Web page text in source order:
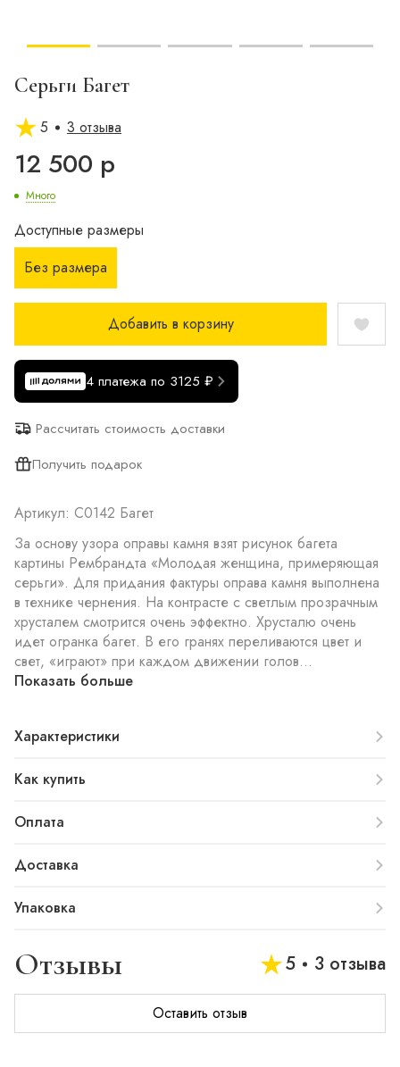
Серьги Багет
5 3 отзыва
12 500 р
Много
Доступные размеры
Без размера
Добавить в корзину
4 платежа по 3125 ₽
Рассчитать стоимость доставки
Получить подарок
Артикул: С0142 Багет
За основу узора оправы камня взят рисунок багета
картины Рембрандта «Молодая женщина, примеряющая
серьги». Для придания фактуры оправа камня выполнена
в технике чернения. На контрасте с светлым прозрачным
хрусталем смотрится очень эффектно. Хрусталю очень
идет огранка багет. В его гранях переливаются цвет и
свет, «играют» при каждом движении голов...
Показать больше
Характеристики
Как купить
Оплата
Доставка
Упаковка
Отзывы 5 3 отзыва
Оставить отзыв